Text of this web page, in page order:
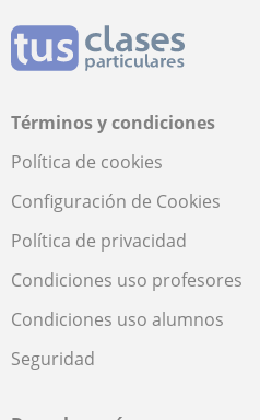
Términos y condiciones
Política de cookies
Configuración de Cookies
Política de privacidad
Condiciones uso profesores
Condiciones uso alumnos
Seguridad